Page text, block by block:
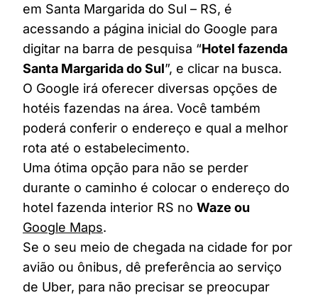
em Santa Margarida do Sul – RS, é
acessando a página inicial do Google para
digitar na barra de pesquisa “Hotel fazenda
Santa Margarida do Sul”, e clicar na busca.
O Google irá oferecer diversas opções de
hotéis fazendas na área. Você também
poderá conferir o endereço e qual a melhor
rota até o estabelecimento.
Uma ótima opção para não se perder
durante o caminho é colocar o endereço do
hotel fazenda interior RS no Waze ou
Google Maps.
Se o seu meio de chegada na cidade for por
avião ou ônibus, dê preferência ao serviço
de Uber, para não precisar se preocupar